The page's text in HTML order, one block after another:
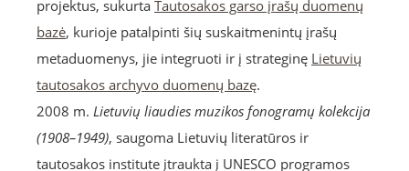
projektus, sukurta Tautosakos garso įrašų duomenų
bazė, kurioje patalpinti šių suskaitmenintų įrašų
metaduomenys, jie integruoti ir į strateginę Lietuvių
tautosakos archyvo duomenų bazę.
2008 m. Lietuvių liaudies muzikos fonogramų kolekcija
(1908–1949), saugoma Lietuvių literatūros ir
tautosakos institute įtraukta į UNESCO programos